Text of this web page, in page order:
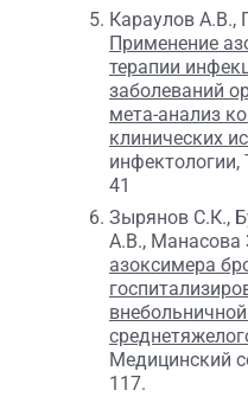
Караулов А.В.,
Применение
терапии
заболеваний
мета-анализ
клинических
41
Зырянов С.К.,
А.В.,
азоксимера
Медицинский
117.